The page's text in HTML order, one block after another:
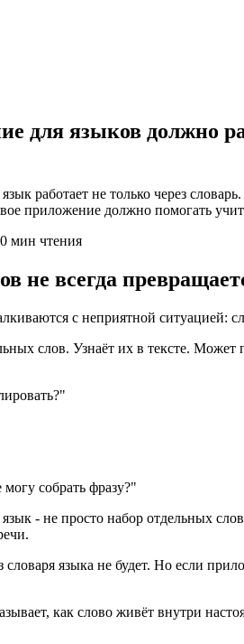
для языков должно
работает не только через
приложение должно помогать
мин чтения
не всегда
с неприятной ситуацией:
слов. Узнаёт их в тексте.
собрать фразу?"
язык - не просто набор отдельных
языка не будет. Но если
как слово живёт внутри